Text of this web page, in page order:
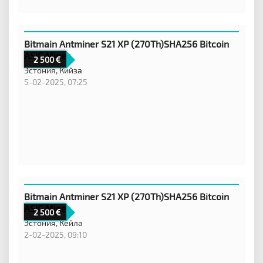
2 500
Bitmain Antminer S21 XP (270Th)SHA256 Bitcoin
ASIC Miner
Эстония,Кийза
5-02-2025, 07:25
2 500
Bitmain Antminer S21 XP (270Th)SHA256 Bitcoin
ASIC Miner
Эстония,Кейла
2-02-2025, 09:10